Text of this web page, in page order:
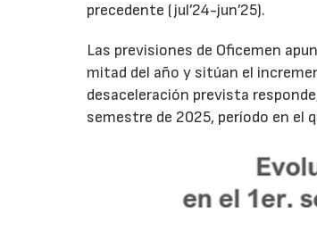
precedente (jul’24-jun’25).
Las previsiones de Oficemen
mitad del año y sitúan el
desaceleración prevista
semestre de 2025, período en el